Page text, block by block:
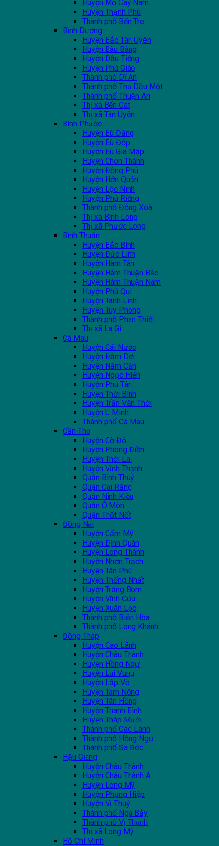
Huyện Mỏ Cày Nam
Huyện Thạnh Phú
Thành phố Bến Tre
Bình Dương
Huyện Bắc Tân Uyên
Huyện Bàu Bàng
Huyện Dầu Tiếng
Huyện Phú Giáo
Thành phố Dĩ An
Thành phố Thủ Dầu Một
Thành phố Thuận An
Thị xã Bến Cát
Thị xã Tân Uyên
Bình Phước
Huyện Bù Đăng
Huyện Bù Đốp
Huyện Bù Gia Mập
Huyện Chơn Thành
Huyện Đồng Phú
Huyện Hớn Quản
Huyện Lộc Ninh
Huyện Phú Riềng
Thành phố Đồng Xoài
Thị xã Bình Long
Thị xã Phước Long
Bình Thuận
Huyện Bắc Bình
Huyện Đức Linh
Huyện Hàm Tân
Huyện Hàm Thuận Bắc
Huyện Hàm Thuận Nam
Huyện Phú Quí
Huyện Tánh Linh
Huyện Tuy Phong
Thành phố Phan Thiết
Thị xã La Gi
Cà Mau
Huyện Cái Nước
Huyện Đầm Dơi
Huyện Năm Căn
Huyện Ngọc Hiển
Huyện Phú Tân
Huyện Thới Bình
Huyện Trần Văn Thời
Huyện U Minh
Thành phố Cà Mau
Cần Thơ
Huyện Cờ Đỏ
Huyện Phong Điền
Huyện Thới Lai
Huyện Vĩnh Thạnh
Quận Bình Thuỷ
Quận Cái Răng
Quận Ninh Kiều
Quận Ô Môn
Quận Thốt Nốt
Đồng Nai
Huyện Cẩm Mỹ
Huyện Định Quán
Huyện Long Thành
Huyện Nhơn Trạch
Huyện Tân Phú
Huyện Thống Nhất
Huyện Trảng Bom
Huyện Vĩnh Cửu
Huyện Xuân Lộc
Thành phố Biên Hòa
Thành phố Long Khánh
Đồng Tháp
Huyện Cao Lãnh
Huyện Châu Thành
Huyện Hồng Ngự
Huyện Lai Vung
Huyện Lấp Vò
Huyện Tam Nông
Huyện Tân Hồng
Huyện Thanh Bình
Huyện Tháp Mười
Thành phố Cao Lãnh
Thành phố Hồng Ngự
Thành phố Sa Đéc
Hậu Giang
Huyện Châu Thành
Huyện Châu Thành A
Huyện Long Mỹ
Huyện Phụng Hiệp
Huyện Vị Thuỷ
Thành phố Ngã Bảy
Thành phố Vị Thanh
Thị xã Long Mỹ
Hồ Chí Minh